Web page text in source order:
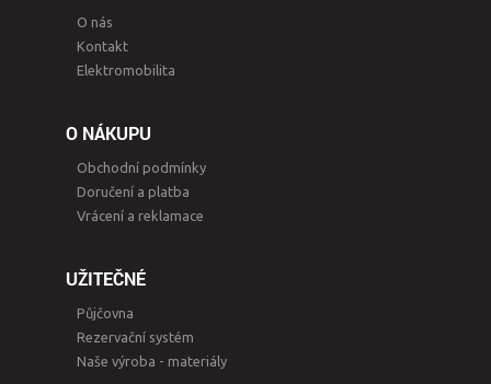
O nás
Kontakt
Elektromobilita
O NÁKUPU
Obchodní podmínky
Doručení a platba
Vrácení a reklamace
UŽITEČNÉ
Půjčovna
Rezervační systém
Naše výroba - materiály